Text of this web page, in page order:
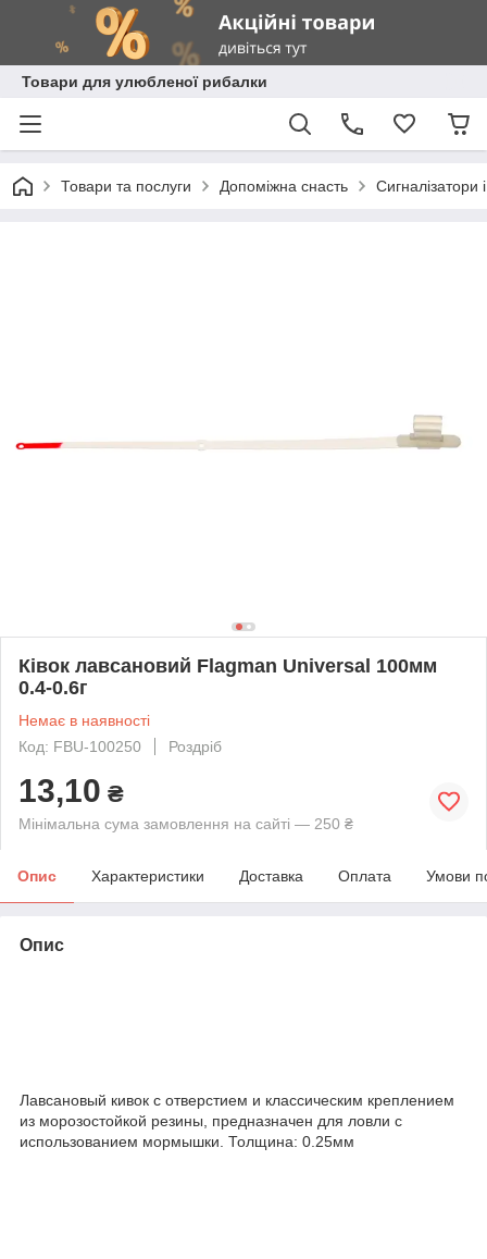
Товари для улюбленої рибалки
Товари та послуги Допоміжна снасть Сигналізатори
Ківок лавсановий Flagman Universal 100мм
0.4-0.6г
Немає в наявності
Код: FBU-100250
Роздріб
13,10 ₴
Мінімальна сума замовлення на сайті — 250 ₴
Опис Характеристики Доставка Оплата Умови
Опис
Лавсановый кивок с отверстием и классическим креплением
из морозостойкой резины, предназначен для ловли с
использованием мормышки. Толщина: 0.25мм